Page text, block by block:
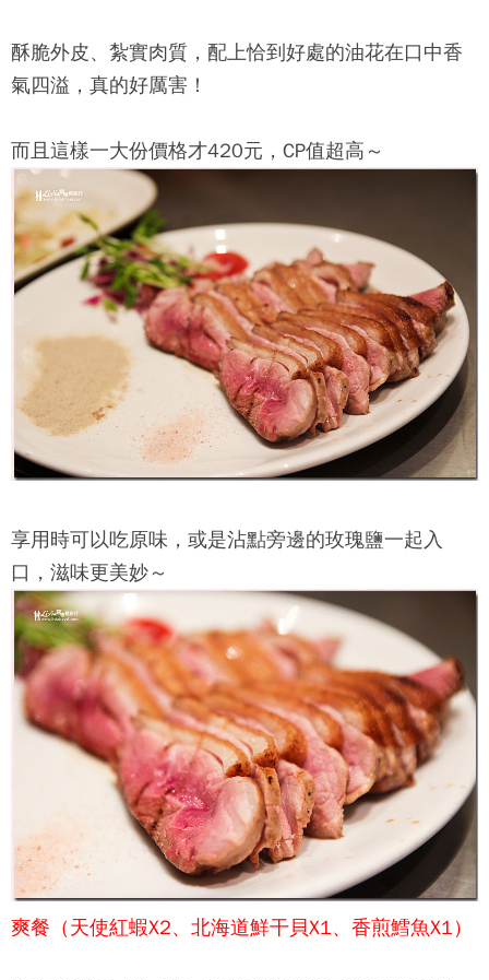
酥脆外皮、紮實肉質，配上恰到好處的油花在口中香
氣四溢，真的好厲害！
而且這樣一大份價格才420元，CP值超高～
享用時可以吃原味，或是沾點旁邊的玫瑰鹽一起入
口，滋味更美妙～
爽餐（天使紅蝦X2、北海道鮮干貝X1、香煎鱈魚X1）